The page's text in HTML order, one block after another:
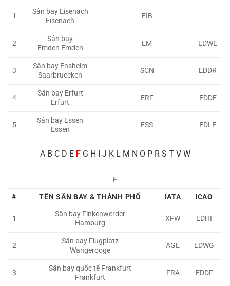
1
Sân bay Eisenach
Eisenach
EIB
2
Sân bay
Emden Emden
EM EDWE
3
Sân bay Ensheim
Saarbruecken
SCN EDDR
4
Sân bay Erfurt
Erfurt
ERF EDDE
5
Sân bay Essen
Essen
ESS EDLE
A B C D E FG H I J K L M N O P R S T V W
F
#
TÊN SÂN BAY & THÀNH PHỐ IATA ICAO
1
Sân bay Finkenwerder
Hamburg
XFW EDHI
2
Sân bay Flugplatz
Wangerooge
AGE EDWG
3
Sân bay quốc tế Frankfurt
Frankfurt
FRA EDDF